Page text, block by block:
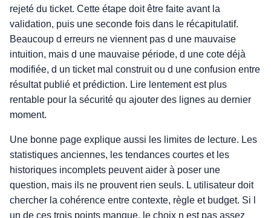
rejeté du ticket. Cette étape doit être faite avant la
validation, puis une seconde fois dans le récapitulatif.
Beaucoup d erreurs ne viennent pas d une mauvaise
intuition, mais d une mauvaise période, d une cote déjà
modifiée, d un ticket mal construit ou d une confusion entre
résultat publié et prédiction. Lire lentement est plus
rentable pour la sécurité qu ajouter des lignes au dernier
moment.
Une bonne page explique aussi les limites de lecture. Les
statistiques anciennes, les tendances courtes et les
historiques incomplets peuvent aider à poser une
question, mais ils ne prouvent rien seuls. L utilisateur doit
chercher la cohérence entre contexte, règle et budget. Si l
un de ces trois points manque, le choix n est pas assez